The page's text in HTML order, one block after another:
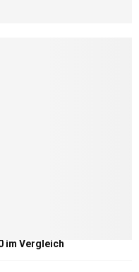
im Vergleich